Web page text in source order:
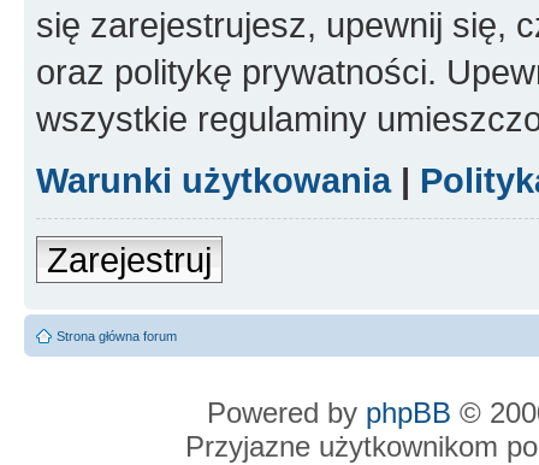
się zarejestrujesz, upewnij się,
oraz politykę prywatności.
wszystkie regulaminy
Warunki użytkowania|
Zarejestruj
Strona główna forum
Powered by phpBB ©
Przyjazne użytkownikom